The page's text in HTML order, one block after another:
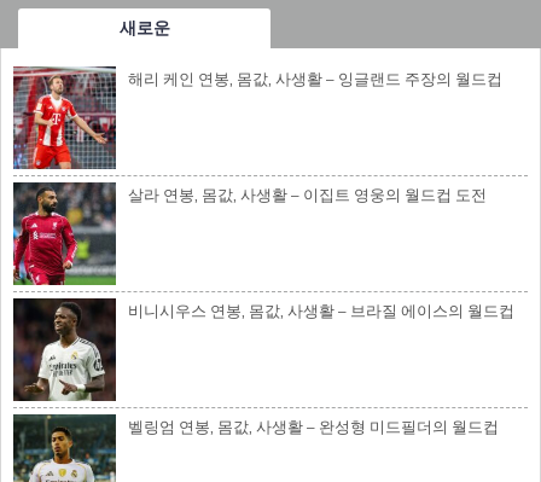
새로운
해리 케인 연봉, 몸값, 사생활 – 잉글랜드 주장의 월드컵
살라 연봉, 몸값, 사생활 – 이집트 영웅의 월드컵 도전
비니시우스 연봉, 몸값, 사생활 – 브라질 에이스의 월드컵
벨링엄 연봉, 몸값, 사생활 – 완성형 미드필더의 월드컵